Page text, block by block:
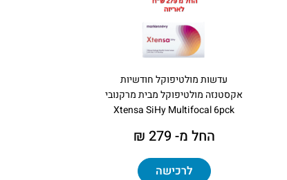
עדשות מולטיפוקל חודשיות
אקסטנזה מולטיפוקל מבית מרקנובי
Xtensa SiHy Multifocal 6pck
החל מ- 279 ₪
לרכישה